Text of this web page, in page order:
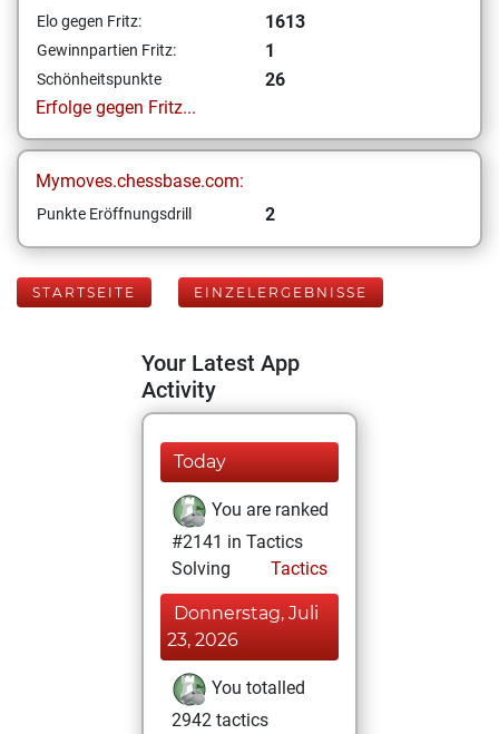
Elo gegen Fritz: 1613
Gewinnpartien Fritz: 1
Schönheitspunkte
26
Erfolge gegen Fritz...
Mymoves.chessbase.com:
Punkte Eröffnungsdrill 2
STARTSEITE EINZELERGEBNISSE
Your Latest App
Activity
Today
You are ranked
#2141 in Tactics
Solving
Tactics
Donnerstag, Juli
23, 2026
You totalled
2942 tactics